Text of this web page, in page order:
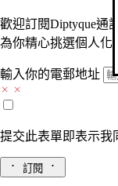
歡迎訂閱Diptyque通
為你精心挑選個人化
輸入你的電郵地址
提交此表單即表示我
訂閱